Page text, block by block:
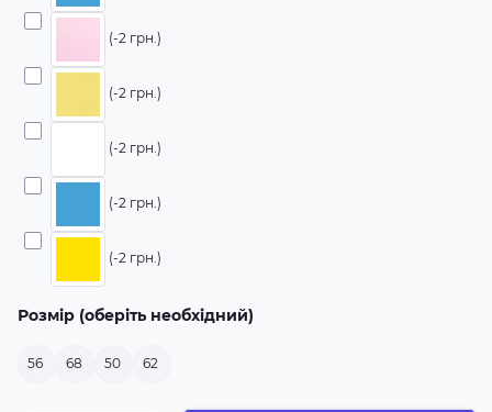
(-2 грн.)
(-2 грн.)
(-2 грн.)
(-2 грн.)
(-2 грн.)
Розмір (оберіть необхідний)
56 68 50 62